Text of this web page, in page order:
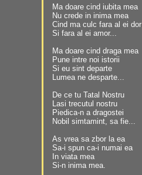
Ma doare cind iubita mea
Nu crede in inima mea
Cind ma culc fara al ei dor
Si fara al ei amor...
Ma doare cind draga mea
Pune intre noi istorii
Si eu sint departe
Lumea ne desparte...
De ce tu Tatal Nostru
Lasi trecutul nostru
Piedica-n a dragostei
Nobil simtamint, sa fie...
As vrea sa zbor la ea
Sa-i spun ca-i numai ea
In viata mea
Si-n inima mea.